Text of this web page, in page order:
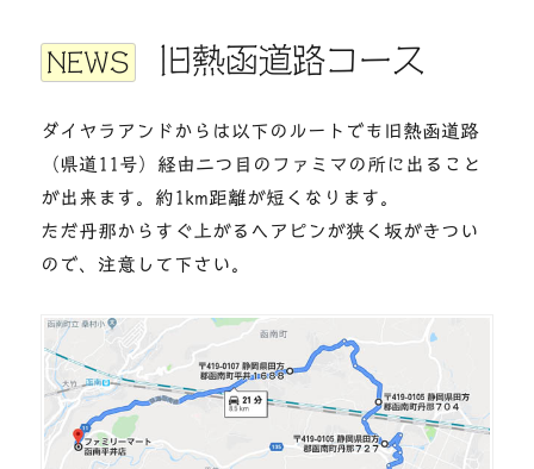
NEWS 旧熱函道路コース
ダイヤラアンドからは以下のルートでも旧熱函道路
（県道11号）経由二つ目のファミマの所に出ること
が出来ます。約1km距離が短くなります。
ただ丹那からすぐ上がるヘアピンが狭く坂がきつい
ので、注意して下さい。